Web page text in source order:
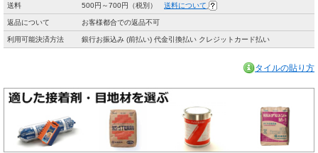
送料 500円～700円（税別） 送料について
返品について お客様都合での返品不可
利用可能決済方法 銀行お振込み (前払い) 代金引換払い クレジットカード払い
タイルの貼り方